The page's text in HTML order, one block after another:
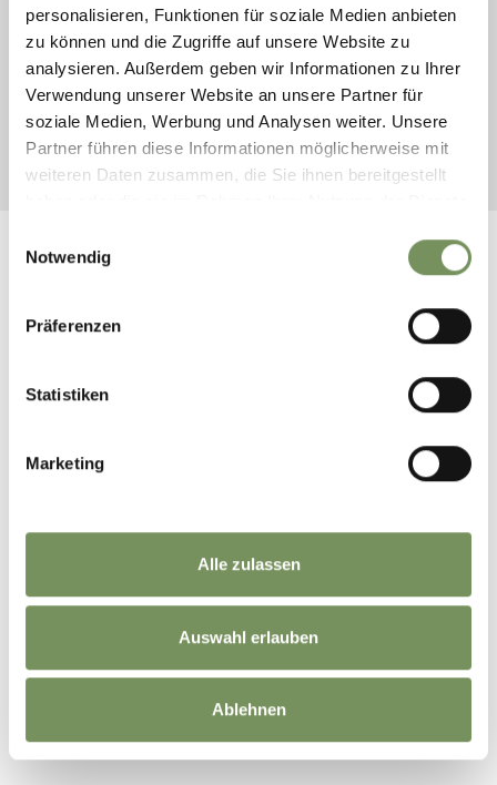
personalisieren, Funktionen für soziale Medien anbieten
zu können und die Zugriffe auf unsere Website zu
analysieren. Außerdem geben wir Informationen zu Ihrer
Verwendung unserer Website an unsere Partner für
soziale Medien, Werbung und Analysen weiter. Unsere
Partner führen diese Informationen möglicherweise mit
weiteren Daten zusammen, die Sie ihnen bereitgestellt
Notwendig
Präferenzen
Statistiken
Marketing
Alle zulassen
Auswahl erlauben
Ablehnen
AANKOMST
VERTREK
START ZOEKEN